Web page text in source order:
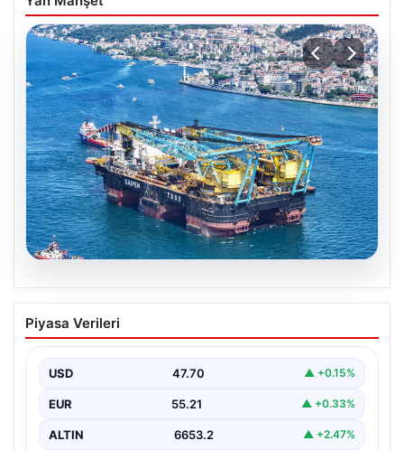
İstanbul Boğazı’ndan bir dev geçti.
Köprülerin altından geçebilmek için
Piyasa Verileri
USD 47.70 ▲ +0.15%
EUR 55.21 ▲ +0.33%
ALTIN 6653.2 ▲ +2.47%